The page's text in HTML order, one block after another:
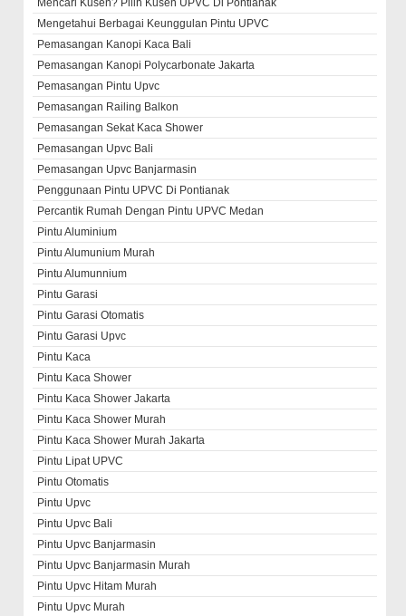
Mencari Kusen? Pilih Kusen UPVC Di Pontianak
Mengetahui Berbagai Keunggulan Pintu UPVC
Pemasangan Kanopi Kaca Bali
Pemasangan Kanopi Polycarbonate Jakarta
Pemasangan Pintu Upvc
Pemasangan Railing Balkon
Pemasangan Sekat Kaca Shower
Pemasangan Upvc Bali
Pemasangan Upvc Banjarmasin
Penggunaan Pintu UPVC Di Pontianak
Percantik Rumah Dengan Pintu UPVC Medan
Pintu Aluminium
Pintu Alumunium Murah
Pintu Alumunnium
Pintu Garasi
Pintu Garasi Otomatis
Pintu Garasi Upvc
Pintu Kaca
Pintu Kaca Shower
Pintu Kaca Shower Jakarta
Pintu Kaca Shower Murah
Pintu Kaca Shower Murah Jakarta
Pintu Lipat UPVC
Pintu Otomatis
Pintu Upvc
Pintu Upvc Bali
Pintu Upvc Banjarmasin
Pintu Upvc Banjarmasin Murah
Pintu Upvc Hitam Murah
Pintu Upvc Murah